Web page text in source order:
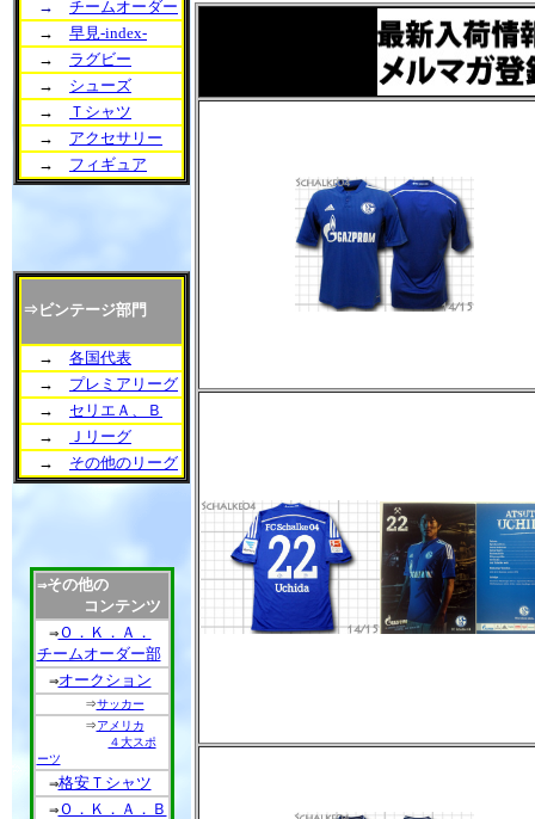
→ チームオーダー
→ 早見-index-
→ ラグビー
→ シューズ
→
Ｔシャツ
→ アクセサリー
→ フィギュア
⇒ビンテージ部門
→ 各国代表
→ プレミアリーグ
→ セリエＡ、Ｂ
→
Ｊリーグ
→ その他のリーグ
⇒その他の
コンテンツ
⇒Ｏ．Ｋ．Ａ．
チームオーダー部
⇒オークション
⇒サッカー
⇒アメリカ
４大スポ
ーツ
⇒格安Ｔシャツ
⇒Ｏ．Ｋ．Ａ．Ｂ